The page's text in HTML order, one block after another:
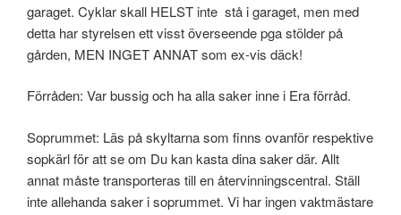
garaget. Cyklar skall HELST inte stå i garaget, men med
detta har styrelsen ett visst överseende pga stölder på
gården, MEN INGET ANNAT som ex-vis däck!
Förråden: Var bussig och ha alla saker inne i Era förråd.
Soprummet: Läs på skyltarna som finns ovanför respektive
sopkärl för att se om Du kan kasta dina saker där. Allt
annat måste transporteras till en återvinningscentral. Ställ
inte allehanda saker i soprummet. Vi har ingen vaktmästare